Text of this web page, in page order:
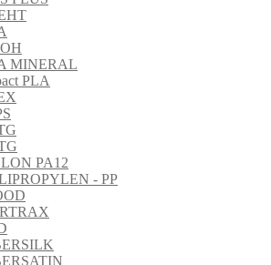
MINERAL
PLA
PA12
- PP